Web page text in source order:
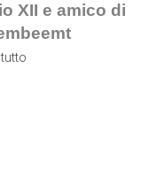
XII e amico di
tutto